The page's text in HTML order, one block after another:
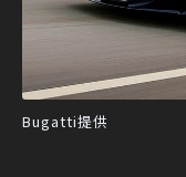
Bugatti提供